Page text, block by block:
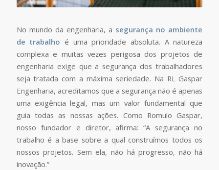
No mundo da engenharia, a segurança no ambiente
de trabalho é uma prioridade absoluta. A natureza
complexa e muitas vezes perigosa dos projetos de
engenharia exige que a segurança dos trabalhadores
seja tratada com a máxima seriedade. Na RL Gaspar
Engenharia, acreditamos que a segurança não é apenas
uma exigência legal, mas um valor fundamental que
guia todas as nossas ações. Como Romulo Gaspar,
nosso fundador e diretor, afirma: “A segurança no
trabalho é a base sobre a qual construímos todos os
nossos projetos. Sem ela, não há progresso, não há
inovação.”